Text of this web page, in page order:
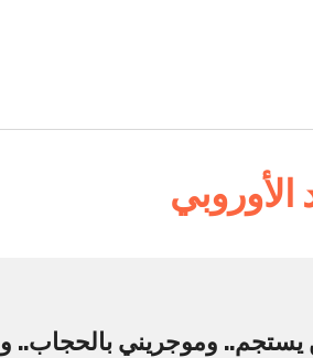
الأوروبي
يستجم.. وموجريني بالحجاب..